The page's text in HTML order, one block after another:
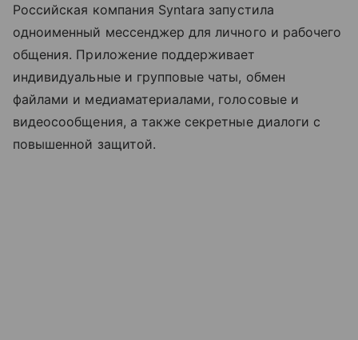
Российская компания Syntara запустила
одноименный мессенджер для личного и рабочего
общения. Приложение поддерживает
индивидуальные и групповые чаты, обмен
файлами и медиаматериалами, голосовые и
видеосообщения, а также секретные диалоги с
повышенной защитой.